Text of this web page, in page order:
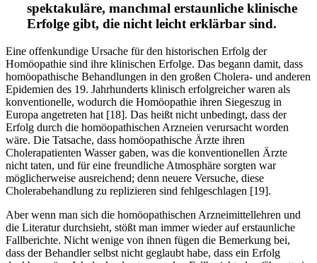
spektakuläre, manchmal erstaunliche klinische
Erfolge gibt, die nicht leicht erklärbar sind.
Eine offenkundige Ursache für den historischen Erfolg der
Homöopathie sind ihre klinischen Erfolge. Das begann damit, dass
homöopathische Behandlungen in den großen Cholera- und anderen
Epidemien des 19. Jahrhunderts klinisch erfolgreicher waren als
konventionelle, wodurch die Homöopathie ihren Siegeszug in
Europa angetreten hat [18]. Das heißt nicht unbedingt, dass der
Erfolg durch die homöopathischen Arzneien verursacht worden
wäre. Die Tatsache, dass homöopathische Ärzte ihren
Cholerapatienten Wasser gaben, was die konventionellen Ärzte
nicht taten, und für eine freundliche Atmosphäre sorgten war
möglicherweise ausreichend; denn neuere Versuche, diese
Cholerabehandlung zu replizieren sind fehlgeschlagen [19].
Aber wenn man sich die homöopathischen Arzneimittellehren und
die Literatur durchsieht, stößt man immer wieder auf erstaunliche
Fallberichte. Nicht wenige von ihnen fügen die Bemerkung bei,
dass der Behandler selbst nicht geglaubt habe, dass ein Erfolg